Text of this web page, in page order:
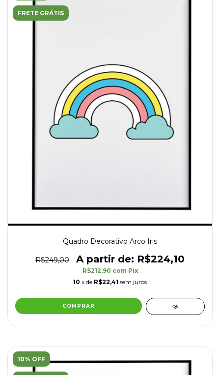
FRETE GRÁTIS
Quadro Decorativo Arco Iris
R$249,00 R$224,10
R$212,90 com Pix
10 x de R$22,41 sem juros
COMPRAR
10% OFF